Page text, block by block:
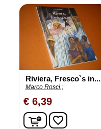
Riviera, Fresco`s in...
Marco Rosci.;
€ 6,39
In winkelwagen
favorite_border